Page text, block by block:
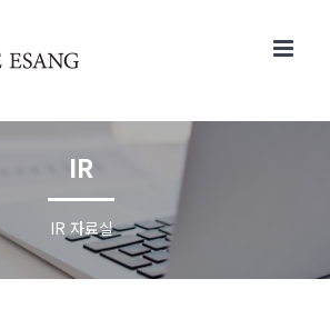
IR
IR 자료실